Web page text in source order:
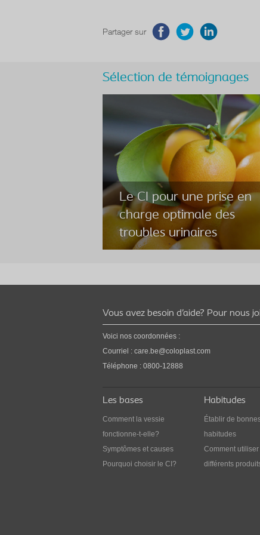
Partager sur
Sélection de témoignages
Le CI pour une prise en
charge optimale des
troubles urinaires
Le CI pour une prise en
troubles urinaires
prise en charge des troubles urinaires et de
prendre soin de sa vessie. Découvrez
Vous avez besoin d’aide? Pour nous
Voici nos coordonnées :
Courriel : care.be@coloplast.com
Téléphone : 0800-12888
Les bases
Comment la vessie
fonctionne-t-elle?
Symptômes et causes
Pourquoi choisir le CI?
Habitudes
Établir de
habitudes
Comment
différents